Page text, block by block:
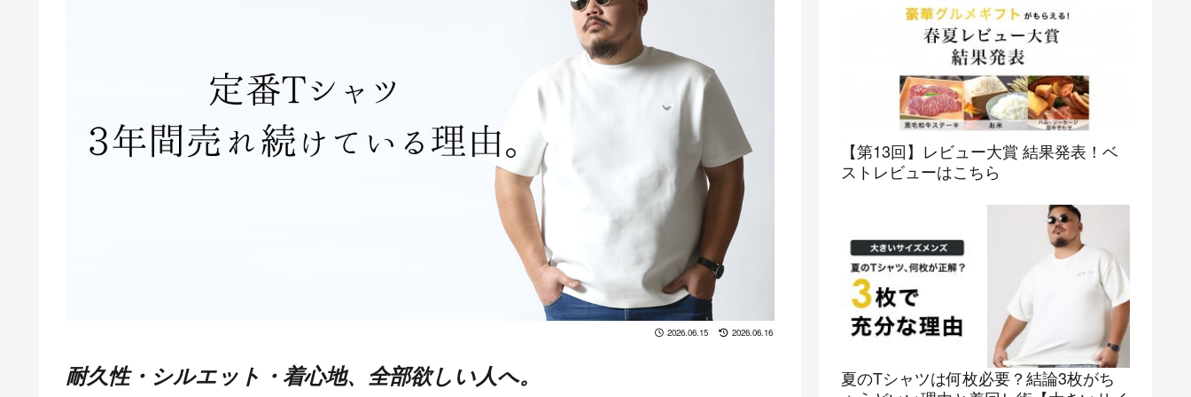
2026.06.16
2026.06.15
耐久性・シルエット・着心地、全部欲しい人へ。
【第13回】レビュー大賞 結果発表！ベ
ストレビューはこちら
夏のTシャツは何枚必要？結論3枚がち